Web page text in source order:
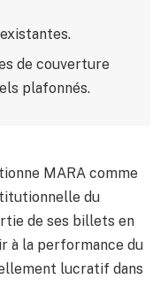
de couverture
plafonnés.
MARA comme
du
de ses billets en
à la performance du
lucratif dans